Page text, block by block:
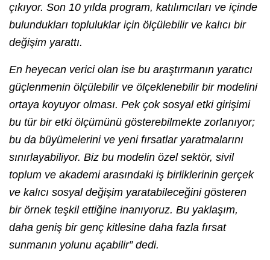
çıkıyor. Son 10 yılda program, katılımcıları ve içinde
bulundukları topluluklar için ölçülebilir ve kalıcı bir
değişim yarattı.
En heyecan verici olan ise bu araştırmanın yaratıcı
güçlenmenin ölçülebilir ve ölçeklenebilir bir modelini
ortaya koyuyor olması. Pek çok sosyal etki girişimi
bu tür bir etki ölçümünü gösterebilmekte zorlanıyor;
bu da büyümelerini ve yeni fırsatlar yaratmalarını
sınırlayabiliyor. Biz bu modelin özel sektör, sivil
toplum ve akademi arasındaki iş birliklerinin gerçek
ve kalıcı sosyal değişim yaratabileceğini gösteren
bir örnek teşkil ettiğine inanıyoruz. Bu yaklaşım,
daha geniş bir genç kitlesine daha fazla fırsat
sunmanın yolunu açabilir” dedi.